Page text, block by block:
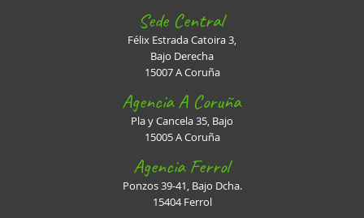
Sede Central
Félix Estrada Catoira 3,
Bajo Derecha
15007 A Coruña
Agencia A Coruña
Pla y Cancela 35, Bajo
15005 A Coruña
Agencia Ferrol
Ponzos 39-41, Bajo Dcha.
15404 Ferrol